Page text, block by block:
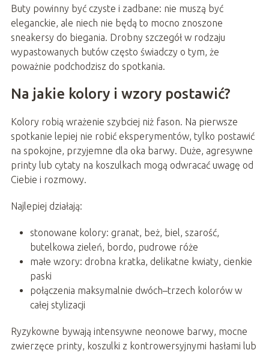
Buty powinny być czyste i zadbane: nie muszą być
eleganckie, ale niech nie będą to mocno znoszone
sneakersy do biegania. Drobny szczegół w rodzaju
wypastowanych butów często świadczy o tym, że
poważnie podchodzisz do spotkania.
Na jakie kolory i wzory postawić?
Kolory robią wrażenie szybciej niż fason. Na pierwsze
spotkanie lepiej nie robić eksperymentów, tylko postawić
na spokojne, przyjemne dla oka barwy. Duże, agresywne
printy lub cytaty na koszulkach mogą odwracać uwagę od
Ciebie i rozmowy.
Najlepiej działają:
stonowane kolory: granat, beż, biel, szarość,
butelkowa zieleń, bordo, pudrowe róże
małe wzory: drobna kratka, delikatne kwiaty, cienkie
paski
połączenia maksymalnie dwóch–trzech kolorów w
całej stylizacji
Ryzykowne bywają intensywne neonowe barwy, mocne
zwierzęce printy, koszulki z kontrowersyjnymi hasłami lub